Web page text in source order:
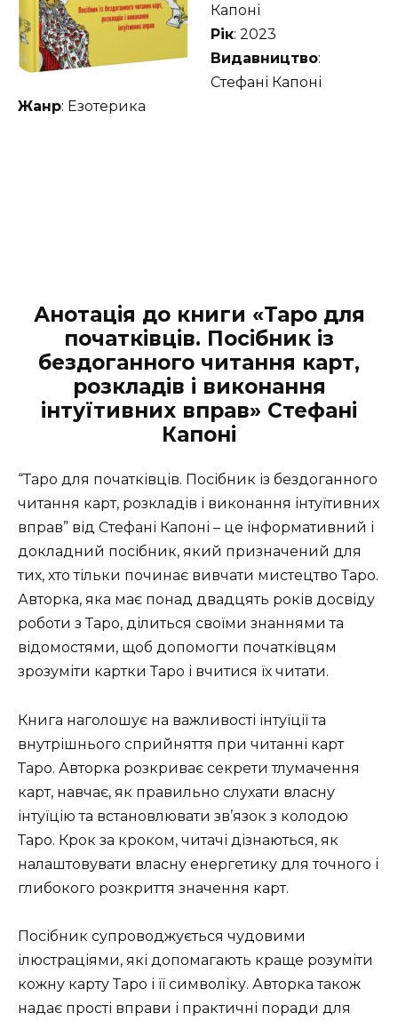
Капоні
Рік: 2023
Видавництво:
Стефані Капоні
Жанр: Езотерика
Анотація до книги «Таро для
початківців. Посібник із
бездоганного читання карт,
розкладів і виконання
інтуїтивних вправ» Стефані
Капоні
“Таро для початківців. Посібник із бездоганного
читання карт, розкладів і виконання інтуїтивних
вправ” від Стефані Капоні – це інформативний і
докладний посібник, який призначений для
тих, хто тільки починає вивчати мистецтво Таро.
Авторка, яка має понад двадцять років досвіду
роботи з Таро, ділиться своїми знаннями та
відомостями, щоб допомогти початківцям
зрозуміти картки Таро і вчитися їх читати.
Книга наголошує на важливості інтуїції та
внутрішнього сприйняття при читанні карт
Таро. Авторка розкриває секрети тлумачення
карт, навчає, як правильно слухати власну
інтуїцію та встановлювати зв’язок з колодою
Таро. Крок за кроком, читачі дізнаються, як
налаштовувати власну енергетику для точного і
глибокого розкриття значення карт.
Посібник супроводжується чудовими
ілюстраціями, які допомагають краще розуміти
кожну карту Таро і її символіку. Авторка також
надає прості вправи і практичні поради для